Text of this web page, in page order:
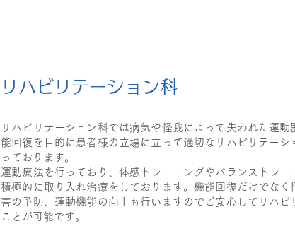
リハビリテーション科
リハビリテーション科では病気や怪我によって失われた運動
能回復を目的に患者様の立場に立って適切なリハビリテーシ
っております。
運動療法を行っており、体感トレーニングやバランストレー
積極的に取り入れ治療をしております。機能回復だけでなく
害の予防、運動機能の向上も行いますのでご安心してリハビ
ことが可能です。